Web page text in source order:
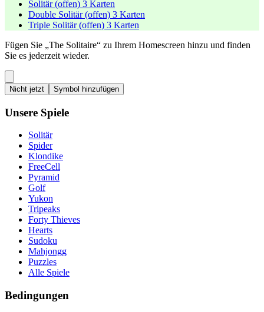
Solitär (offen) 3 Karten
Double Solitär (offen) 3 Karten
Triple Solitär (offen) 3 Karten
Fügen Sie „The Solitaire“ zu Ihrem Homescreen hinzu und finden
Sie es jederzeit wieder.
Nicht jetzt Symbol hinzufügen
Unsere Spiele
Solitär
Spider
Klondike
FreeCell
Pyramid
Golf
Yukon
Tripeaks
Forty Thieves
Hearts
Sudoku
Mahjongg
Puzzles
Alle Spiele
Bedingungen